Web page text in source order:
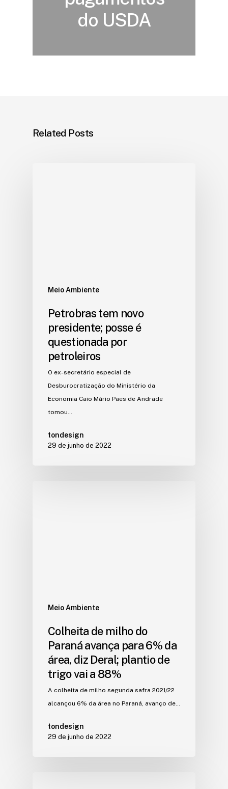
do USDA
Related Posts
Meio Ambiente
Petrobras tem novo
presidente; posse é
questionada por
petroleiros
O ex-secretário especial de
Desburocratização do Ministério da
Economia Caio Mário Paes de Andrade
tomou…
tondesign
29 de junho de 2022
Meio Ambiente
Colheita de milho do
Paraná avança para 6% da
área, diz Deral; plantio de
trigo vai a 88%
A colheita de milho segunda safra 2021/22
alcançou 6% da área no Paraná, avanço de…
tondesign
29 de junho de 2022